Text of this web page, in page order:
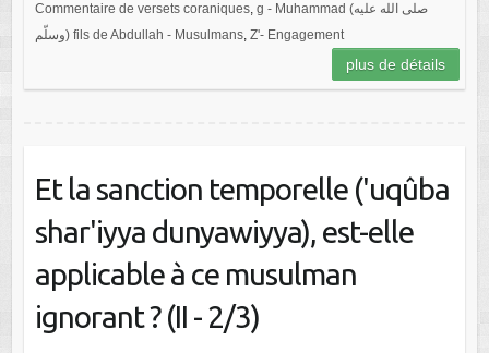
Commentaire de versets coraniques, g - Muhammad (صلى الله عليه
وسلّم) fils de Abdullah - Musulmans, Z'- Engagement
plus de détails
Et la sanction temporelle ('uqûba
shar'iyya dunyawiyya), est-elle
applicable à ce musulman
ignorant ? (II - 2/3)